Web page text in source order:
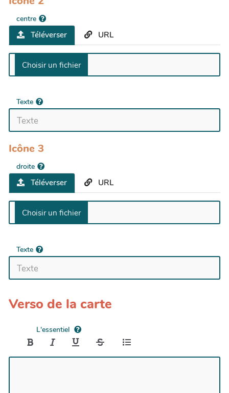
centre
Téléverser URL
Texte
Icône 3
droite
Téléverser URL
Texte
Verso de la carte
L'essentiel